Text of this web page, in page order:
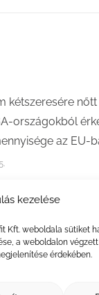
kezelése
Kft. weboldala sütiket
a weboldalon
érdekében.
kétszeresére nőtt
országokból
az EU-
növekedett a